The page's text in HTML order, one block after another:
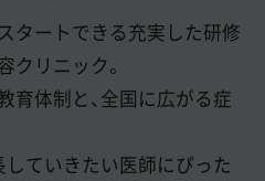
タートできる充実した研修
クリニック。
育体制と、全国に広がる症
していきたい医師にぴった